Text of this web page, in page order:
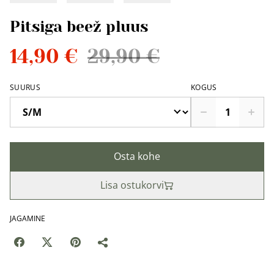
Pitsiga beež pluus
14,90 € 29,90 €
SUURUS KOGUS
Osta kohe
Lisa ostukorvi
JAGAMINE